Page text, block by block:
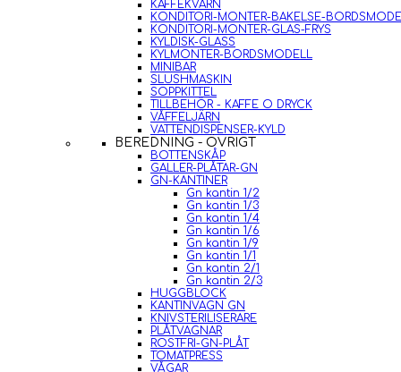
KAFFEKVARN
KONDITORI-MONTER-BAKELSE-
KONDITORI-MONTER-GLAS-FRYS
KYLDISK-GLASS
KYLMONTER-BORDSMODELL
MINIBAR
SLUSHMASKIN
SOPPKITTEL
TILLBEHÖR - KAFFE O DRYCK
VÅFFELJÄRN
VATTENDISPENSER-KYLD
BEREDNING - ÖVRIGT
BOTTENSKÅP
GALLER-PLÅTAR-GN
GN-KANTINER
Gn kantin 1/2
Gn kantin 1/3
Gn kantin 1/4
Gn kantin 1/6
Gn kantin 1/9
Gn kantin 1/1
Gn kantin 2/1
Gn kantin 2/3
HUGGBLOCK
KANTINVAGN GN
KNIVSTERILISERARE
PLÅTVAGNAR
ROSTFRI-GN-PLÅT
TOMATPRESS
VÅGAR